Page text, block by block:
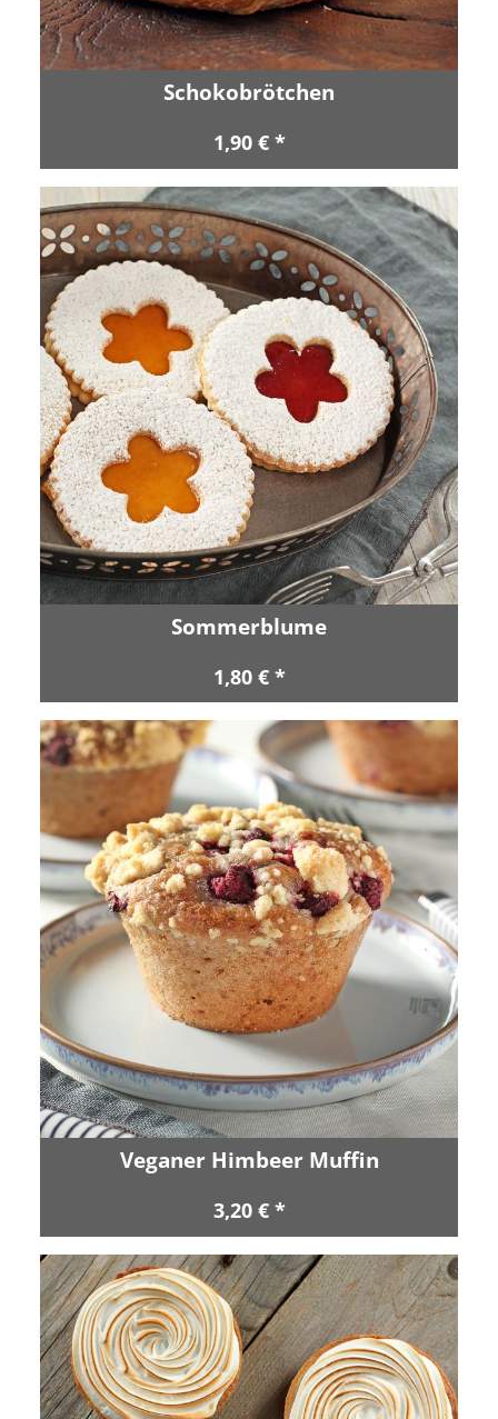
Schokobrötchen
1,90 € *
Sommerblume
1,80 € *
Veganer Himbeer Muffin
3,20 € *